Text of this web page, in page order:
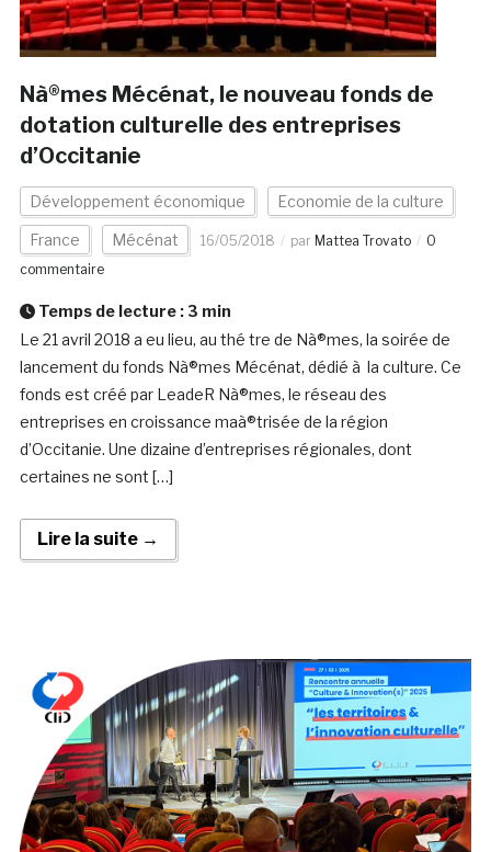
Nà®mes Mécénat, le nouveau fonds de
dotation culturelle des entreprises
d’Occitanie
Développement économique Economie de la culture
France Mécénat 16/05/2018 par Mattea Trovato
0
commentaire
Temps de lecture : 3 min
Le 21 avril 2018 a eu lieu, au thé tre de Nà®mes, la soirée de
lancement du fonds Nà®mes Mécénat, dédié à la culture. Ce
fonds est créé par LeadeR Nà®mes, le réseau des
entreprises en croissance maà®trisée de la région
d’Occitanie. Une dizaine d’entreprises régionales, dont
certaines ne sont […]
Lire la suite →